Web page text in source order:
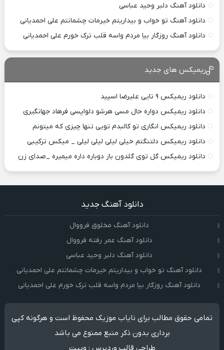
دانلود آهنگ دلبر وحید عباسی
دانلود آهنگ تو خواب و بیداریتم خیرمات چشمانتم علی احمدیانی
دانلود آهنگ روزگار بیا مردم واسه قلب ترک خورم علی احمدیانی
ریمیکس های جدید
دانلود ریمیکس ۹ تایی علیرضا اسپید
دانلود ریمیکس دواره حال مسی هرشو دلواپسی فرهاد جهانگیری
دانلود ریمیکس انگاری تو کالبدم تویی تنها چیزی که میتونم
دانلود ریمیکس دلتنگتم خیلی لیلی لیلی لیلی _ میکس ترکیبی
دانلود ریمیکس گل توی گلدون باز دوباره داره میمیره _صدای زن
دانلود آهنگ جدید
دانلود آهنگ مخلوق فرووال
دانلود آهنگ عمر رفته فرووال
دانلود آهنگ دلبر وحید عباسی
دانلود آهنگ تو خواب و بیداریتم خیرمات چشمانتم علی احمدیانی
دانلود آهنگ روزگار بیا مردم واسه قلب ترک خورم علی احمدیانی
تمامی حقوق مطالب برای نایاب موزیک محفوظ است و هرگونه کپی
برداری بدون ذکر منبع ممنوع می باشد